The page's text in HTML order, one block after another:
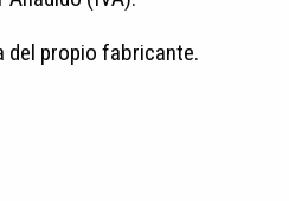
del propio fabricante.